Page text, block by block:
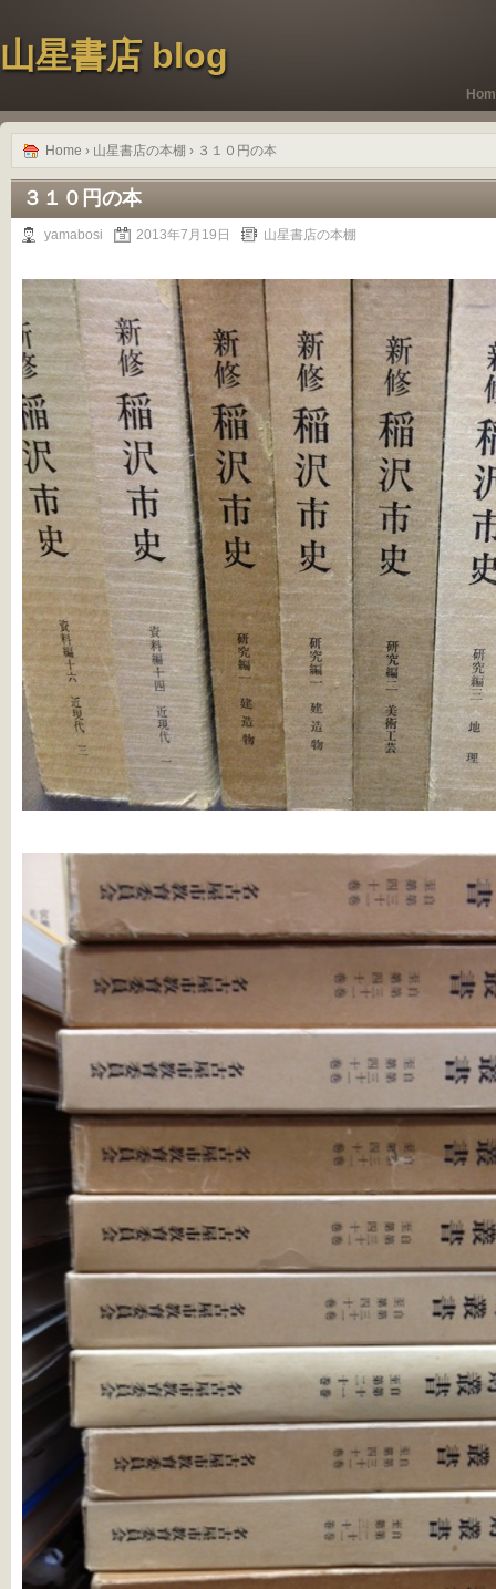
山星書店 blog
Home › 山星書店の本棚 › ３１０円の本
３１０円の本
yamabosi 2013年7月19日 山星書店の本棚